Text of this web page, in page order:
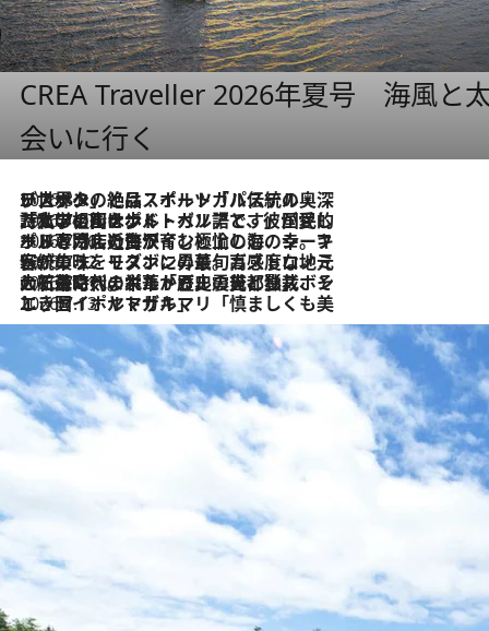
CREA Traveller 2026年夏号 海風と
会いに行く
2026.8.8
リスボンの絶品スイーツ「パステル・デ・ナタ」とは？ポルトガル伝統の奥深い世界へ
2026.7.27
「私の祖国はポルトガル語です」国民的詩人フェルナンド・ペソアと、彼が愛した文学の街を歩く
2026.7.26
ポルトガル近海が育む極上の海の幸。キリリと冷えた白ワインと愉しむ、シーフード専門店の贅沢
2026.7.22
伝統の味をモダンに昇華。高感度な地元客が集う、リスボンの最旬ガストロノミー
2026.7.21
大航海時代の栄華から、震災、独裁、そして革命へ。ポルトガル・首都リスボンの石畳に刻まれた「歴史の光と影」
2026.7.13
エッセイ・ヤマザキマリ「慎ましくも美しき国 ポルトガル」